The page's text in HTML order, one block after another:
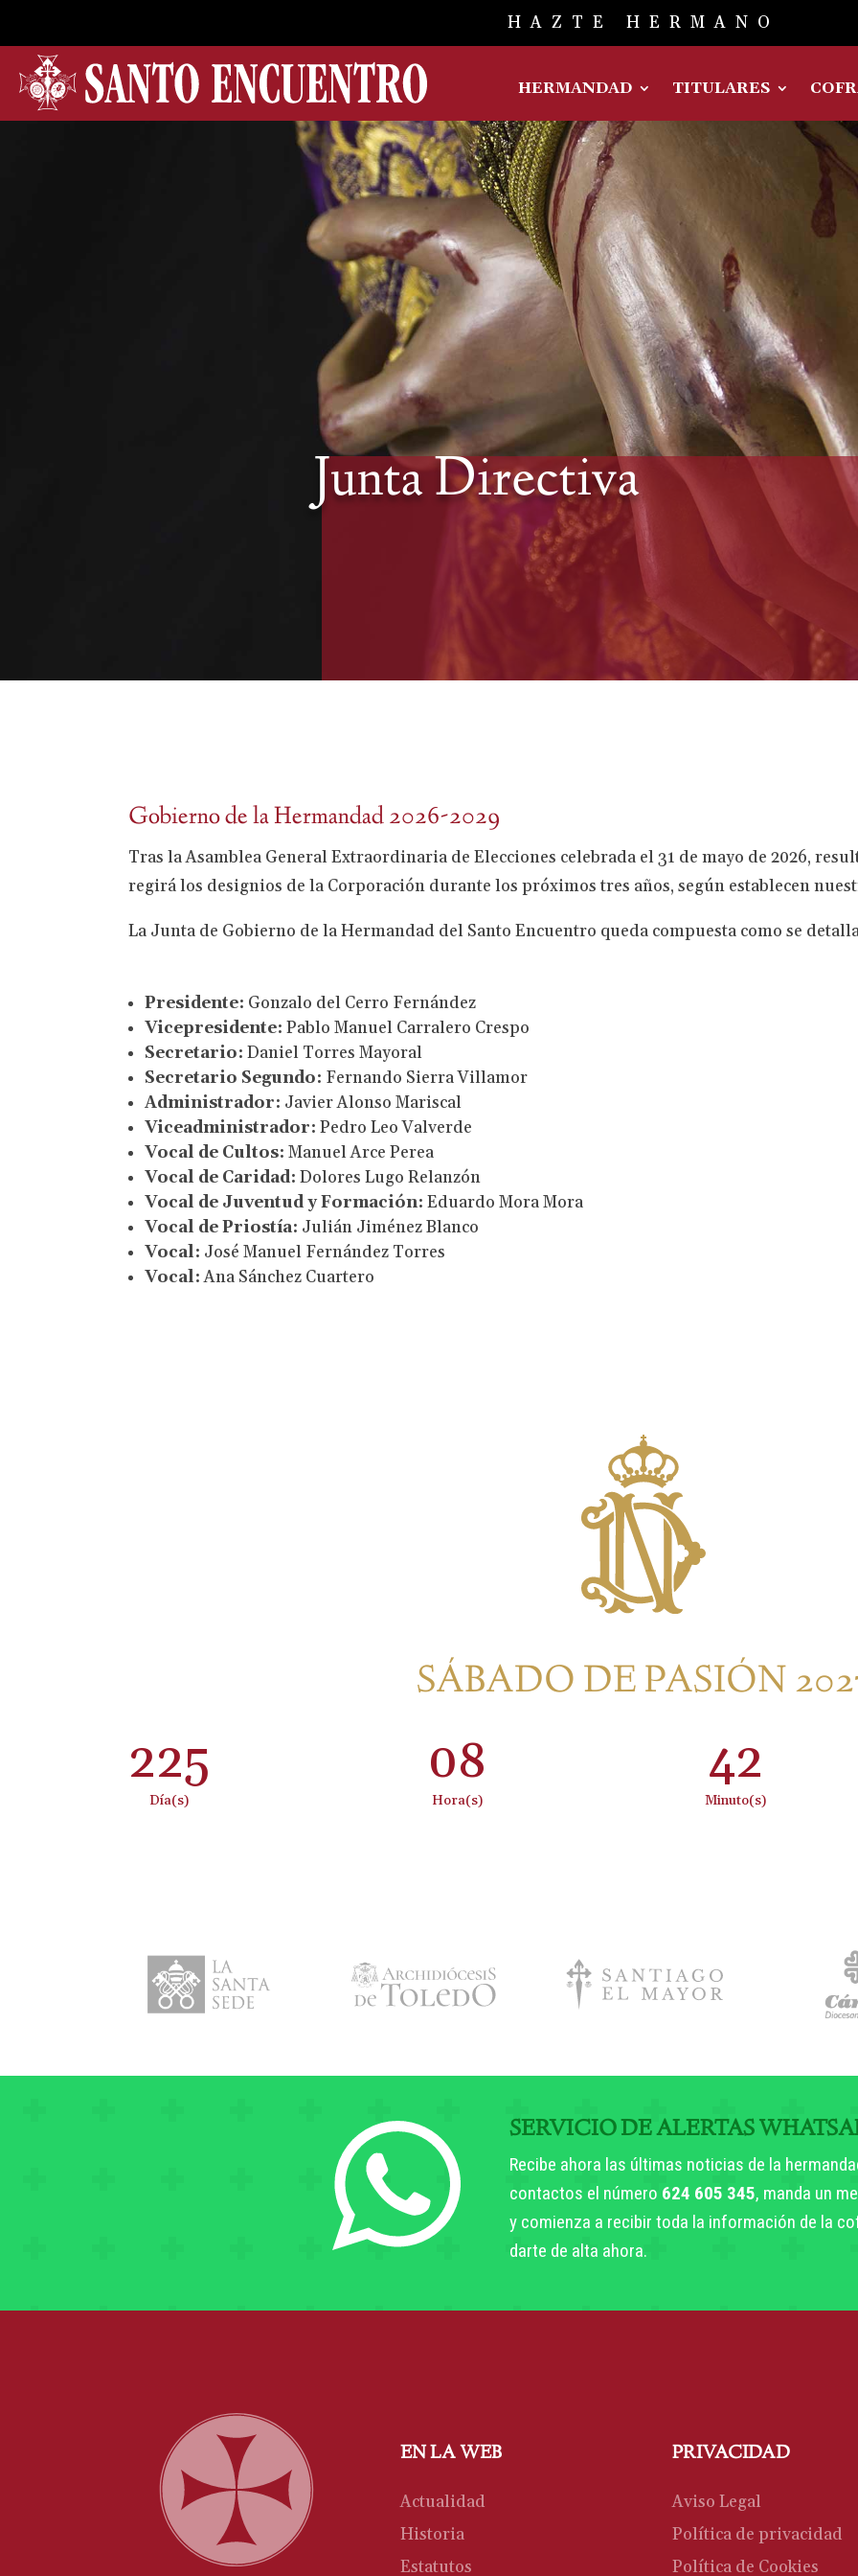
HAZTE HERMANO
HERMANDAD TITULARES
Junta Directiva
Gobierno de la Hermandad 2026-2029
Tras la Asamblea General Extraordinaria de Elecciones celebrada el 31 de mayo de 2026,
regirá los designios de la Corporación durante los próximos tres años, según establecen
La Junta de Gobierno de la Hermandad del Santo Encuentro queda compuesta como se
Presidente: Gonzalo del Cerro Fernández
Vicepresidente: Pablo Manuel Carralero Crespo
Secretario: Daniel Torres Mayoral
Secretario Segundo: Fernando Sierra Villamor
Administrador: Javier Alonso Mariscal
Viceadministrador: Pedro Leo Valverde
Vocal de Cultos: Manuel Arce Perea
Vocal de Caridad: Dolores Lugo Relanzón
Vocal de Juventud y Formación: Eduardo Mora Mora
Vocal de Priostía: Julián Jiménez Blanco
Vocal: José Manuel Fernández Torres
Vocal: Ana Sánchez Cuartero
SÁBADO DE PASIÓN
225
Día(s)
08
Hora(s)
42
Minuto(s)
SERVICIO DE ALERTAS
Recibe ahora las últimas noticias de la
contactos el número 624 605 345, manda un
y comienza a recibir toda la información de la
darte de alta ahora.
EN LA WEB
Actualidad
Historia
Estatutos
PRIVACIDAD
Aviso Legal
Política de privacidad
Política de Cookies